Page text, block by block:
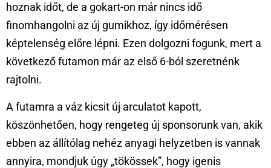
hoznak időt, de a gokart-on már nincs idő
finomhangolni az új gumikhoz, így időmérésen
képtelenség előre lépni. Ezen dolgozni fogunk, mert a
következő futamon már az első 6-ból szeretnénk
rajtolni.
A futamra a váz kicsit új arculatot kapott,
köszönhetően, hogy rengeteg új sponsorunk van, akik
ebben az állítólag nehéz anyagi helyzetben is vannak
annyira, mondjuk úgy „tökössek”, hogy igenis